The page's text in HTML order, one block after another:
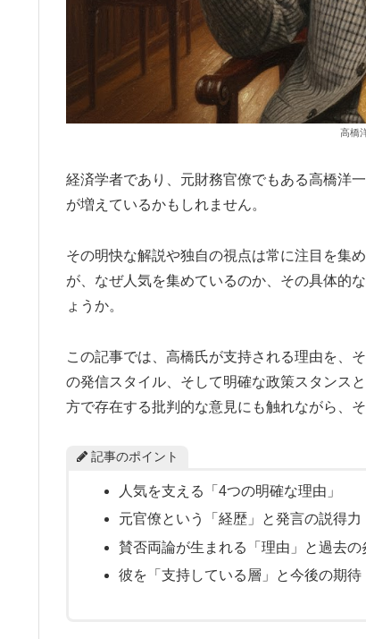
高橋
経済学者であり、元財務官僚でもある高橋洋
が増えているかもしれません。
その明快な解説や独自の視点は常に注目を集
が、なぜ人気を集めているのか、その具体的
ょうか。
この記事では、高橋氏が支持される理由を、
の発信スタイル、そして明確な政策スタンス
方で存在する批判的な意見にも触れながら、
記事のポイント
人気を支える「4つの明確な理由」
元官僚という「経歴」と発言の説得力
賛否両論が生まれる「理由」と過去の
彼を「支持している層」と今後の期待